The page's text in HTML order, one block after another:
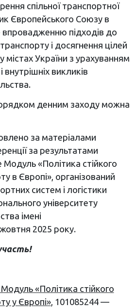
спільної транспортної
Європейського Союзу в
впровадженню підходів до
і досягнення цілей
містах України з урахуванням
внутрішніх викликів
денним заходу можна
за матеріалами
за результатами
«Політика стійкого
в Європі», організований
систем і логістики
університету
імені
2025 року.
«Політика стійкого
у Європі», 101085244 —